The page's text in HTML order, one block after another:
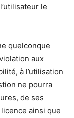
le
quelconque
aux
à l’utilisation
ne pourra
de ses
ainsi que